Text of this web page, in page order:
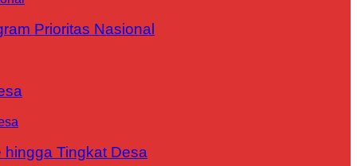
Prioritas Nasional
Tingkat Desa